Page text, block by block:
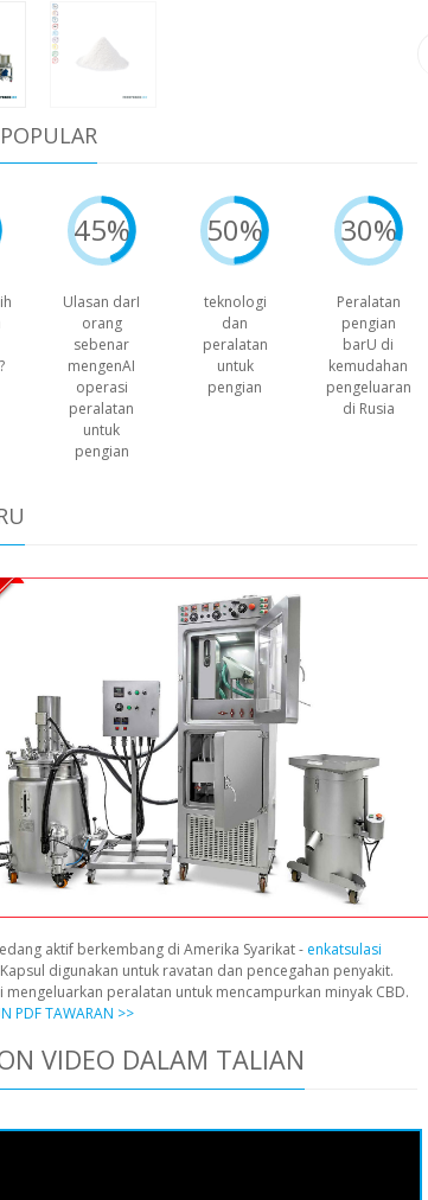
45%
Ulasan darI
orang
sebenar
mengenAI
operasi
peralatan
untuk
pengian
50%
teknologi
dan
peralatan
untuk
pengian
30%
Peralatan
pengian
barU di
kemudahan
pengeluaran
di Rusia
aktif berkembang di Amerika Syarikat - enkatsulasi
Kapsul digunakan untuk ravatan dan pencegahan penyakit.
mengeluarkan peralatan untuk mencampurkan minyak CBD.
PDF TAWARAN >>
VIDEO DALAM TALIAN